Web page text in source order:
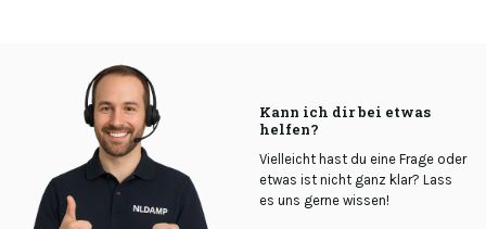
Kann ich dir bei etwas
helfen?
Vielleicht hast du eine Frage oder
etwas ist nicht ganz klar? Lass
es uns gerne wissen!